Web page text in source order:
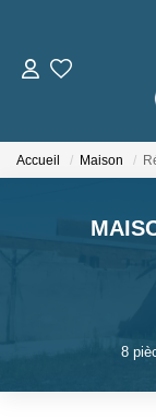
Accueil Maison
8